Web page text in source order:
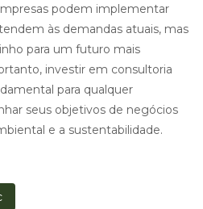
podem implementar
às demandas atuais, mas
para um futuro mais
investir em consultoria
para qualquer
seus objetivos de negócios
e a sustentabilidade.